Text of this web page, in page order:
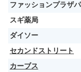
ファッションプラザ
スギ薬局
ダイソー
セカンドストリート
カーブス